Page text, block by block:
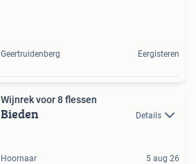
Geertruidenberg Eergisteren
Wijnrek voor 8 flessen
Bieden Details
Hoornaar 5 aug 26